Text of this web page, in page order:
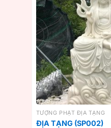
TƯỢNG PHẬT ĐỊA TẠNG
ĐỊA TẠNG (SP002)